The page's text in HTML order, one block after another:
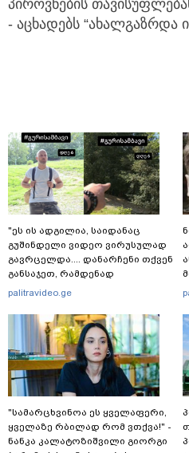
პიროვნების
- აცხადებს “ახალგაზრდა
"ეს ის ადგილია, საიდანაც
გუშინდელი ვიდეო ვირუსულად
გავრცელდა.... დანარჩენი თქვენ
განსაჯეთ, რამდენად
შესაძლებელია აქ ადამიანის
აქვეყნებს კობა ახალაძე
მლეთიდან, სადაც 12 წლის წინ
გურამ დადიანიძე გაუჩინარდა?
palitravideo.ge
"სა­მარ­ცხვი­ნოა ეს ყვე­ლა­ფე­რი,
ყვე­ლა­ზე რბი­ლად რომ ვთქვა!" -
ნანკა კალატოზიშვილი გიორგი